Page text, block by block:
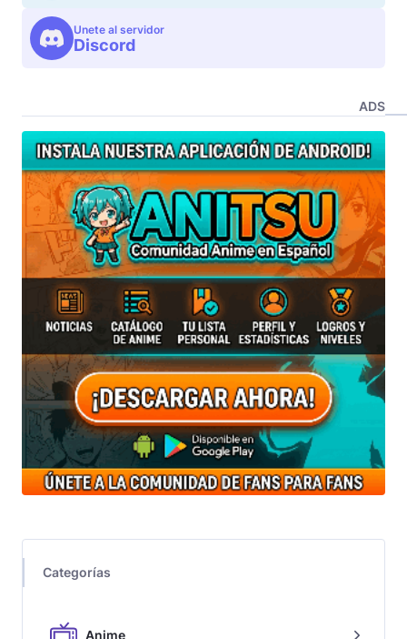
Unete al servidor
Discord
ADS
Categorías
Anime